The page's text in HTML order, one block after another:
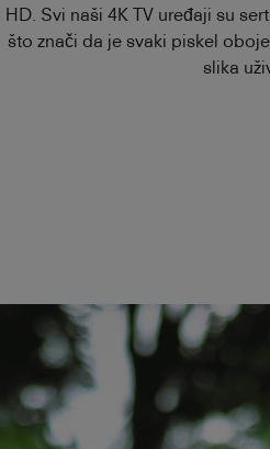
HD. Svi naši 4K TV uređaji su
što znači da je svaki piskel
slika